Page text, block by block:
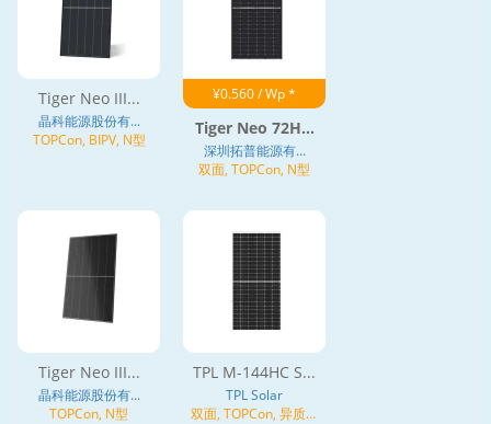
Tiger Neo III...
晶科能源股份有...
TOPCon, BIPV, N型
¥0.560 / Wp *
Tiger Neo 72H...
深圳拓普能源有...
双面, TOPCon, N型
Tiger Neo III...
晶科能源股份有...
TOPCon, N型
TPL M-144HC S...
TPL Solar
双面, TOPCon, 异质结